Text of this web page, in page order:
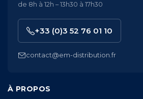
À PROPOS
de 8h à 12h – 13h30 à 17h30
+33 (0)3 52 76 01 10
contact@em-distribution.fr